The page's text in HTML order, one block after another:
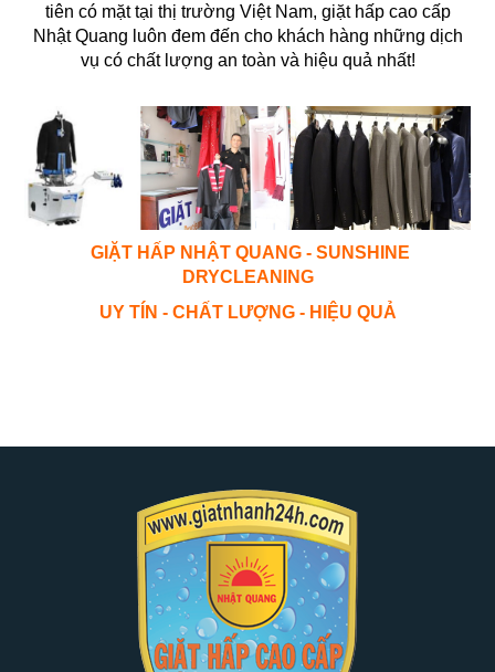
tiên có mặt tại thị trường Việt Nam, giặt hấp cao cấp
Nhật Quang luôn đem đến cho khách hàng những dịch
vụ có chất lượng an toàn và hiệu quả nhất!
GIẶT HẤP NHẬT QUANG - SUNSHINE
DRYCLEANING
UY TÍN - CHẤT LƯỢNG - HIỆU QUẢ